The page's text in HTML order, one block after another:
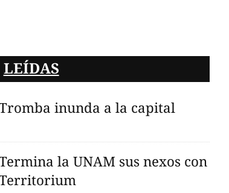
laboral
Derechos
LEÍDAS
inunda a la capital
la UNAM sus nexos con